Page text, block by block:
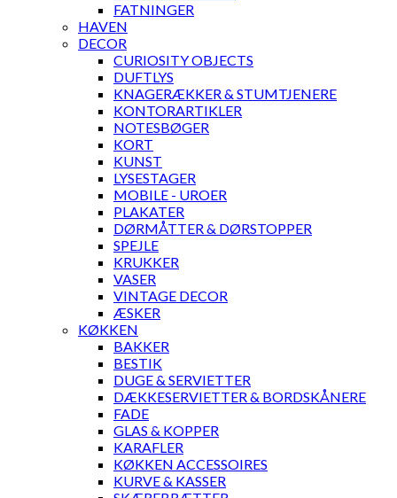
FATNINGER
HAVEN
DECOR
CURIOSITY OBJECTS
DUFTLYS
KNAGERÆKKER & STUMTJENERE
KONTORARTIKLER
NOTESBØGER
KORT
KUNST
LYSESTAGER
MOBILE - UROER
PLAKATER
DØRMÅTTER & DØRSTOPPER
SPEJLE
KRUKKER
VASER
VINTAGE DECOR
ÆSKER
KØKKEN
BAKKER
BESTIK
DUGE & SERVIETTER
DÆKKESERVIETTER & BORDSKÅNERE
FADE
GLAS & KOPPER
KARAFLER
KØKKEN ACCESSOIRES
KURVE & KASSER